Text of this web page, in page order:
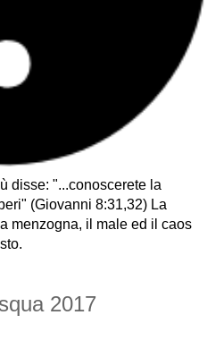
disse: "...conoscerete la
(Giovanni 8:31,32) La
menzogna, il male ed il caos
2017